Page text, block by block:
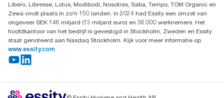
Libero, Libresse, Lotus, Modibodi, Nosotras, Saba, Tempo, TOM Organic en
Zewa vindt plaats in zo'n 150 landen. In 2024 had Essity een omzet van
ongeveer SEK 146 miljard (13 miljard euro) en 36.000 werknemers. Het
hoofdkantoor van het bedrijf is gevestigd in Stockholm, Zweden en Essity
staat genoteerd aan Nasdaq Stockholm. Kijk voor meer informatie op
www.essity.com